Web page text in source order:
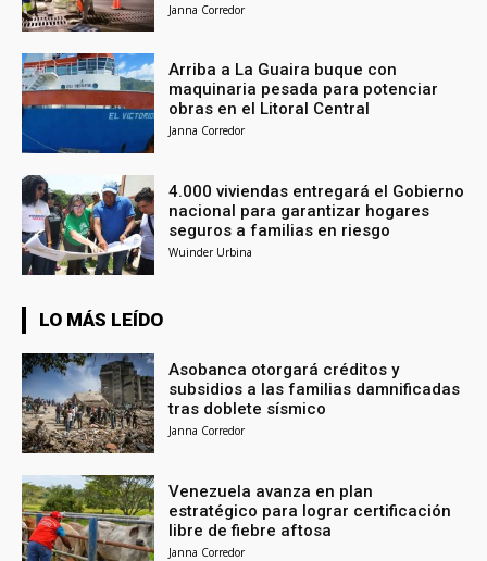
Janna Corredor
Arriba a La Guaira buque con
maquinaria pesada para potenciar
obras en el Litoral Central
Janna Corredor
4.000 viviendas entregará el Gobierno
nacional para garantizar hogares
seguros a familias en riesgo
Wuinder Urbina
LO MÁS LEÍDO
Asobanca otorgará créditos y
subsidios a las familias damnificadas
tras doblete sísmico
Janna Corredor
Venezuela avanza en plan
estratégico para lograr certificación
libre de fiebre aftosa
Janna Corredor